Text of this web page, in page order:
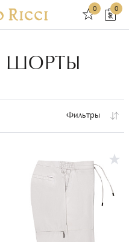
0 0
ШОРТЫ
Фильтры